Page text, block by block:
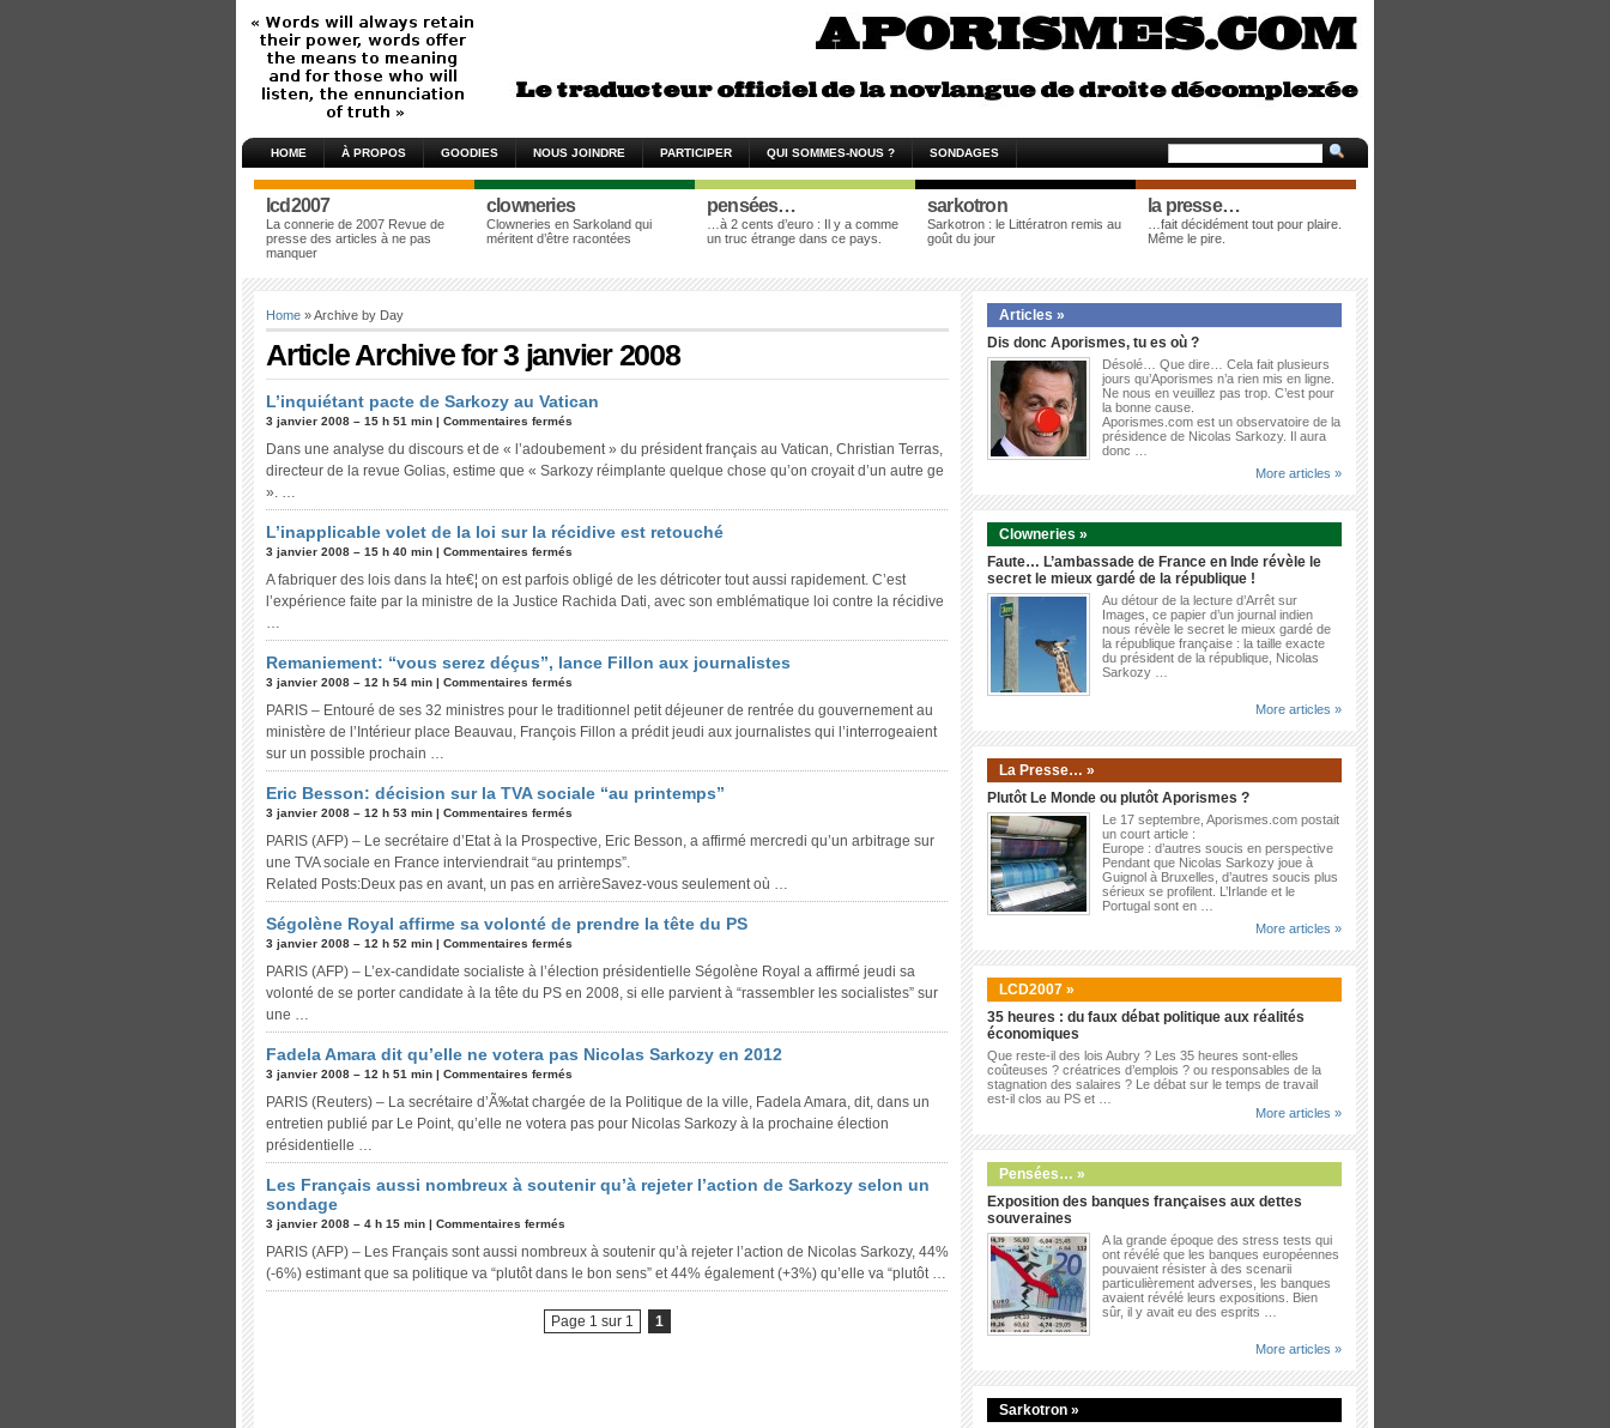
HOME À PROPOS GOODIES NOUS JOINDRE PARTICIPER QUI SOMMES-NOUS ? SONDAGES
lcd2007
La connerie de 2007 Revue de
presse des articles à ne pas
manquer
clowneries
Clowneries en Sarkoland qui
méritent d’être racontées
pensées…
…à 2 cents d’euro : Il y a comme
un truc étrange dans ce pays.
sarkotron
Sarkotron : le Littératron remis au
goût du jour
la presse…
…fait décidément tout pour plaire.
Même le pire.
Home » Archive by Day
Article Archive for 3 janvier 2008
L’inquiétant pacte de Sarkozy au Vatican
3 janvier 2008 – 15 h 51 min | Commentaires fermés
Dans une analyse du discours et de « l’adoubement » du président français au Vatican, Christian Terras,
directeur de la revue Golias, estime que « Sarkozy réimplante quelque chose qu’on croyait d’un autre ge
». …
L’inapplicable volet de la loi sur la récidive est retouché
3 janvier 2008 – 15 h 40 min | Commentaires fermés
A fabriquer des lois dans la hte€¦ on est parfois obligé de les détricoter tout aussi rapidement. C’est
l’expérience faite par la ministre de la Justice Rachida Dati, avec son emblématique loi contre la récidive
…
Remaniement: “vous serez déçus”, lance Fillon aux journalistes
3 janvier 2008 – 12 h 54 min | Commentaires fermés
PARIS – Entouré de ses 32 ministres pour le traditionnel petit déjeuner de rentrée du gouvernement au
ministère de l’Intérieur place Beauvau, François Fillon a prédit jeudi aux journalistes qui l’interrogeaient
sur un possible prochain …
Eric Besson: décision sur la TVA sociale “au printemps”
3 janvier 2008 – 12 h 53 min | Commentaires fermés
PARIS (AFP) – Le secrétaire d’Etat à la Prospective, Eric Besson, a affirmé mercredi qu’un arbitrage sur
une TVA sociale en France interviendrait “au printemps”.
Related Posts:Deux pas en avant, un pas en arrièreSavez-vous seulement où …
Ségolène Royal affirme sa volonté de prendre la tête du PS
3 janvier 2008 – 12 h 52 min | Commentaires fermés
PARIS (AFP) – L’ex-candidate socialiste à l’élection présidentielle Ségolène Royal a affirmé jeudi sa
volonté de se porter candidate à la tête du PS en 2008, si elle parvient à “rassembler les socialistes” sur
une …
Fadela Amara dit qu’elle ne votera pas Nicolas Sarkozy en 2012
3 janvier 2008 – 12 h 51 min | Commentaires fermés
PARIS (Reuters) – La secrétaire d’Ã‰tat chargée de la Politique de la ville, Fadela Amara, dit, dans un
entretien publié par Le Point, qu’elle ne votera pas pour Nicolas Sarkozy à la prochaine élection
présidentielle …
Les Français aussi nombreux à soutenir qu’à rejeter l’action de Sarkozy selon un
sondage
3 janvier 2008 – 4 h 15 min | Commentaires fermés
PARIS (AFP) – Les Français sont aussi nombreux à soutenir qu’à rejeter l’action de Nicolas Sarkozy, 44%
(-6%) estimant que sa politique va “plutôt dans le bon sens” et 44% également (+3%) qu’elle va “plutôt …
Page 1 sur 1 1
Articles »
Dis donc Aporismes, tu es où ?
Désolé… Que dire… Cela fait plusieurs
jours qu’Aporismes n’a rien mis en ligne.
Ne nous en veuillez pas trop. C’est pour
la bonne cause.
Aporismes.com est un observatoire de la
présidence de Nicolas Sarkozy. Il aura
donc …
More articles »
Clowneries »
Faute… L’ambassade de France en Inde révèle le
secret le mieux gardé de la république !
Au détour de la lecture d’Arrêt sur
Images, ce papier d’un journal indien
nous révèle le secret le mieux gardé de
la république française : la taille exacte
du président de la république, Nicolas
Sarkozy …
More articles »
La Presse… »
Plutôt Le Monde ou plutôt Aporismes ?
Le 17 septembre, Aporismes.com postait
un court article :
Europe : d’autres soucis en perspective
Pendant que Nicolas Sarkozy joue à
Guignol à Bruxelles, d’autres soucis plus
sérieux se profilent. L’Irlande et le
Portugal sont en …
More articles »
LCD2007 »
35 heures : du faux débat politique aux réalités
économiques
Que reste-il des lois Aubry ? Les 35 heures sont-elles
coûteuses ? créatrices d’emplois ? ou responsables de la
stagnation des salaires ? Le débat sur le temps de travail
est-il clos au PS et …
More articles »
Pensées… »
Exposition des banques françaises aux dettes
souveraines
A la grande époque des stress tests qui
ont révélé que les banques européennes
pouvaient résister à des scenarii
particulièrement adverses, les banques
avaient révélé leurs expositions. Bien
sûr, il y avait eu des esprits …
More articles »
Sarkotron »